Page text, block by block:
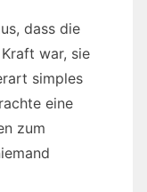
dass die
war, sie
simples
eine
zum